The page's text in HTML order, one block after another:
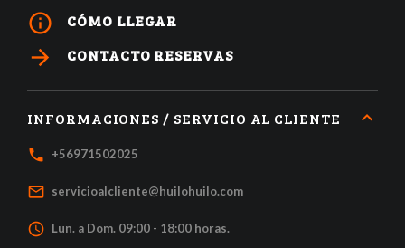
info_outline CÓMO LLEGAR
arrow_forward CONTACTO RESERVAS
INFORMACIONES / SERVICIO AL CLIENTE
local_phone +56971502025
mail_outline servicioalcliente@huilohuilo.com
access_time Lun. a Dom. 09:00 - 18:00 horas.